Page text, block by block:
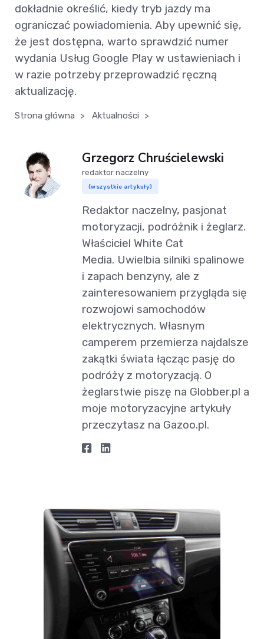
dokładnie określić, kiedy tryb jazdy ma
ograniczać powiadomienia. Aby upewnić się,
że jest dostępna, warto sprawdzić numer
wydania Usług Google Play w ustawieniach i
w razie potrzeby przeprowadzić ręczną
aktualizację.
Strona główna > Aktualności >
Grzegorz Chruścielewski
redaktor naczelny
(wszystkie artykuły)
Redaktor naczelny, pasjonat
motoryzacji, podróżnik i żeglarz.
Właściciel White Cat
Media. Uwielbia silniki spalinowe
i zapach benzyny, ale z
zainteresowaniem przygląda się
rozwojowi samochodów
elektrycznych. Własnym
camperem przemierza najdalsze
zakątki świata łącząc pasję do
podróży z motoryzacją. O
żeglarstwie piszę na Globber.pl a
moje motoryzacyjne artykuły
przeczytasz na Gazoo.pl.